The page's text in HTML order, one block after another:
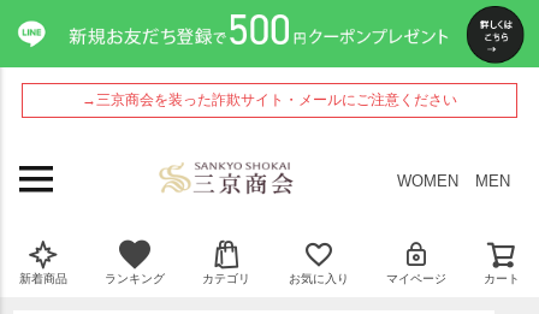
→三京商会を装った詐欺サイト・メールにご注意ください
WOMEN MEN
新着商品 ランキング カテゴリ お気に入り マイページ カート
ペー
ジト
ップ
へ